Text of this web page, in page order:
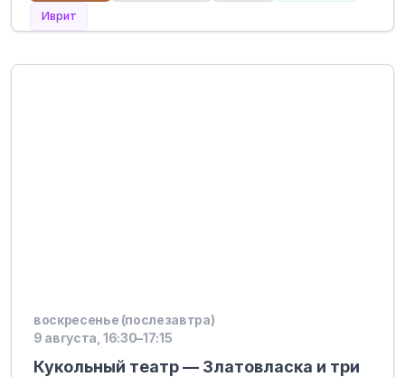
Иврит
воскресенье (послезавтра)
9 августа, 16:30–17:15
Кукольный театр — Златовласка и три